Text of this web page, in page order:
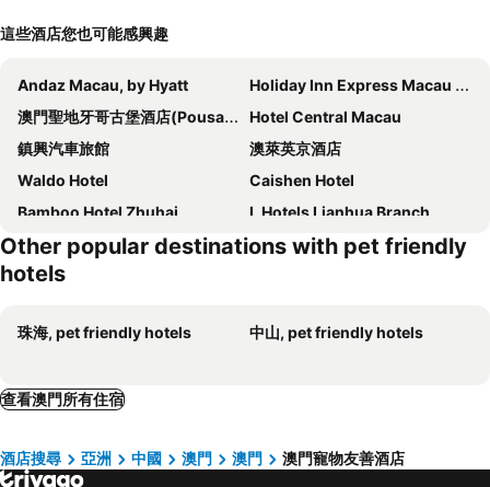
這些酒店您也可能感興趣
Andaz Macau, by Hyatt
Holiday Inn Express Macau City Centre By Ihg
澳門聖地牙哥古堡酒店(Pousada De Sao Tiago)
Hotel Central Macau
鎮興汽車旅館
澳萊英京酒店
Waldo Hotel
Caishen Hotel
Bamboo Hotel Zhuhai
L Hotels Lianhua Branch
珠海星程銀座酒店
7天連鎖酒店（珠海拱北口岸店）
Zhuhai Dionysus
Zhuhai Yiba Golf Hotel
Hengcai Hotel
Haojiang Hotel
珠海凱宏酒店
Yinshi Hotel (Zhuhai Gongbei)
Other popular destinations with pet friendly
hotels
珠海, pet friendly hotels 中山, pet friendly hotels
查看澳門所有住宿
酒店搜尋 亞洲 中國 澳門 澳門 澳門寵物友善酒店